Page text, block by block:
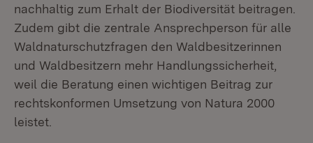
nachhaltig zum Erhalt der Biodiversität beitragen.
Zudem gibt die zentrale Ansprechperson für alle
Waldnaturschutzfragen den Waldbesitzerinnen
und Waldbesitzern mehr Handlungssicherheit,
weil die Beratung einen wichtigen Beitrag zur
rechtskonformen Umsetzung von Natura 2000
leistet.